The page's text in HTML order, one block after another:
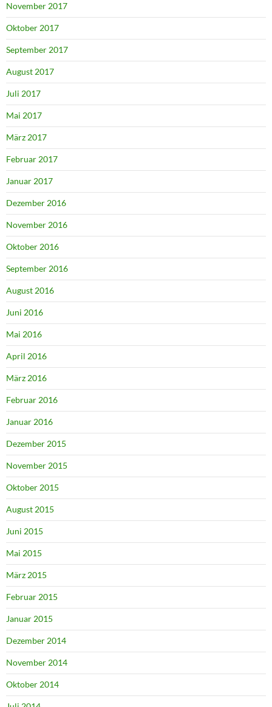
November 2017
Oktober 2017
September 2017
August 2017
Juli 2017
Mai 2017
März 2017
Februar 2017
Januar 2017
Dezember 2016
November 2016
Oktober 2016
September 2016
August 2016
Juni 2016
Mai 2016
April 2016
März 2016
Februar 2016
Januar 2016
Dezember 2015
November 2015
Oktober 2015
August 2015
Juni 2015
Mai 2015
März 2015
Februar 2015
Januar 2015
Dezember 2014
November 2014
Oktober 2014